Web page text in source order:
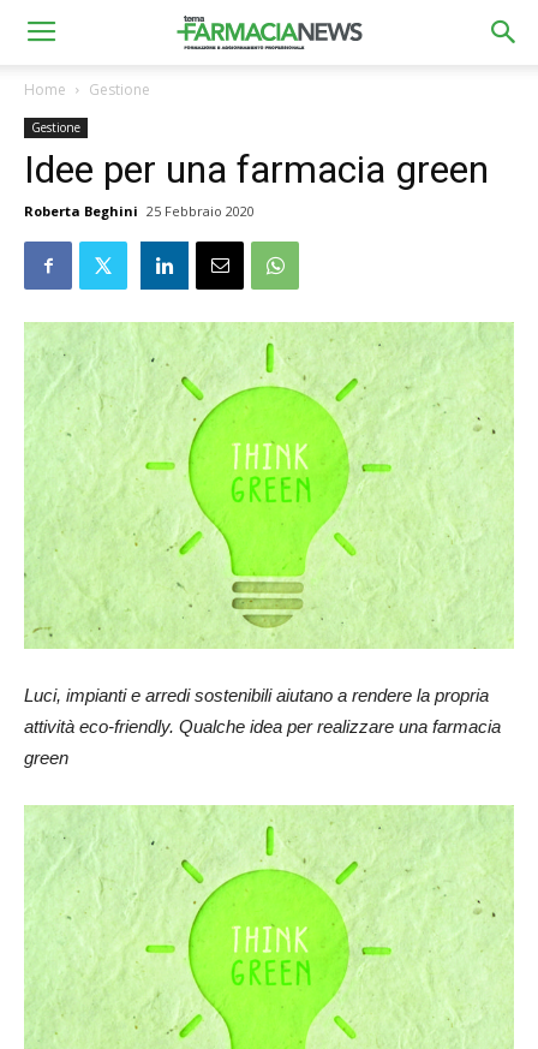
Home Gestione
Gestione
Idee per una farmacia green
Roberta Beghini 25 Febbraio 2020
Luci, impianti e arredi sostenibili aiutano a rendere la propria
attività eco-friendly. Qualche idea per realizzare una farmacia
green